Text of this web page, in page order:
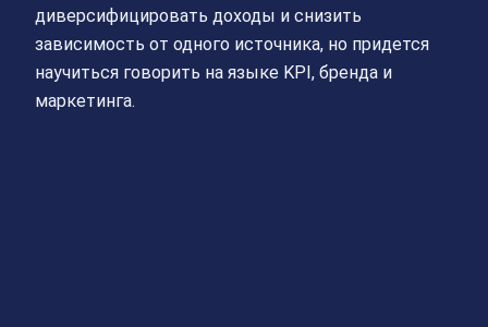
диверсифицировать доходы и снизить
зависимость от одного источника, но придется
научиться говорить на языке KPI, бренда и
маркетинга.